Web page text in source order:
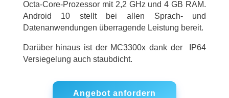
Octa-Core-Prozessor mit 2,2 GHz und 4 GB RAM.
Android 10 stellt bei allen Sprach- und
Datenanwendungen überragende Leistung bereit.
Darüber hinaus ist der MC3300x dank der IP64
Versiegelung auch staubdicht.
Angebot anfordern